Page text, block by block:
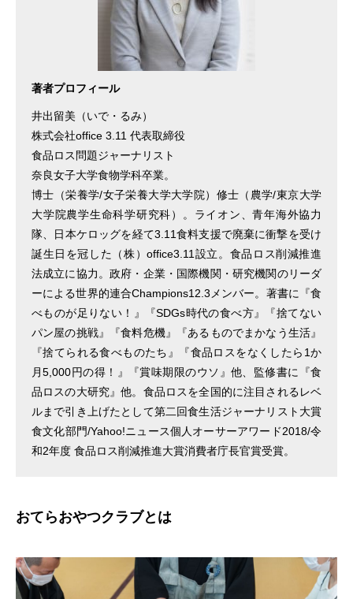
著者プロフィール
井出留美（いで・るみ）
株式会社office 3.11 代表取締役
食品ロス問題ジャーナリスト
奈良女子大学食物学科卒業。
博士（栄養学/女子栄養大学大学院）修士（農学/東京大学
大学院農学生命科学研究科）。ライオン、青年海外協力
隊、日本ケロッグを経て3.11食料支援で廃棄に衝撃を受け
誕生日を冠した（株）office3.11設立。食品ロス削減推進
法成立に協力。政府・企業・国際機関・研究機関のリーダ
ーによる世界的連合Champions12.3メンバー。著書に『食
べものが足りない！』『SDGs時代の食べ方』『捨てない
パン屋の挑戦』『食料危機』『あるものでまかなう生活』
『捨てられる食べものたち』『食品ロスをなくしたら1か
月5,000円の得！』『賞味期限のウソ』他、監修書に『食
品ロスの大研究』他。食品ロスを全国的に注目されるレベ
ルまで引き上げたとして第二回食生活ジャーナリスト大賞
食文化部門/Yahoo!ニュース個人オーサーアワード2018/令
和2年度 食品ロス削減推進大賞消費者庁長官賞受賞。
おてらおやつクラブとは